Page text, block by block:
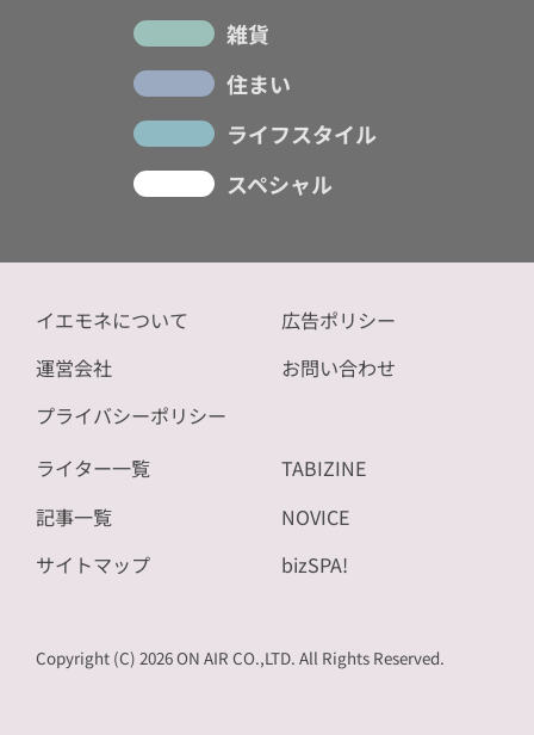
雑貨
住まい
ライフスタイル
スペシャル
イエモネについて
運営会社
プライバシーポリシー
広告ポリシー
お問い合わせ
ライター一覧
記事一覧
サイトマップ
TABIZINE
NOVICE
bizSPA!
Copyright (C) 2026 ON AIR CO.,LTD. All Rights Reserved.